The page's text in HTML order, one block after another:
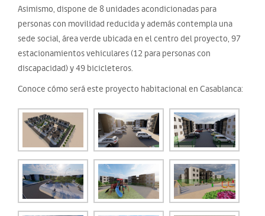
Asimismo, dispone de 8 unidades acondicionadas para
personas con movilidad reducida y además contempla una
sede social, área verde ubicada en el centro del proyecto, 97
estacionamientos vehiculares (12 para personas con
discapacidad) y 49 bicicleteros.
Conoce cómo será este proyecto habitacional en Casablanca: